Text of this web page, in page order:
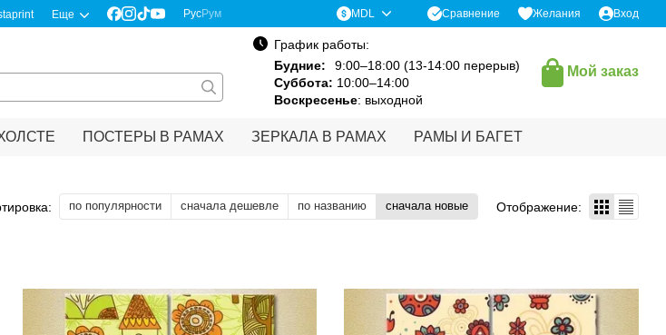
Еще РусРум MDL Сравнение Желания Вход
График работы:
Будние:
9:00–18:00 (13-14:00 перерыв)
Суббота: 10:00–14:00
Воскресенье: выходной
Мой заказ
ПОСТЕРЫ В РАМАХ ЗЕРКАЛА В РАМАХ РАМЫ И БАГЕТ
по популярности сначала дешевле по названию сначала новые Отображение: